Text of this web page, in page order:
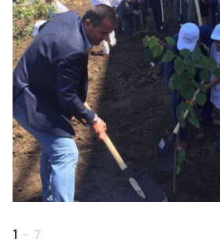
1 - 7